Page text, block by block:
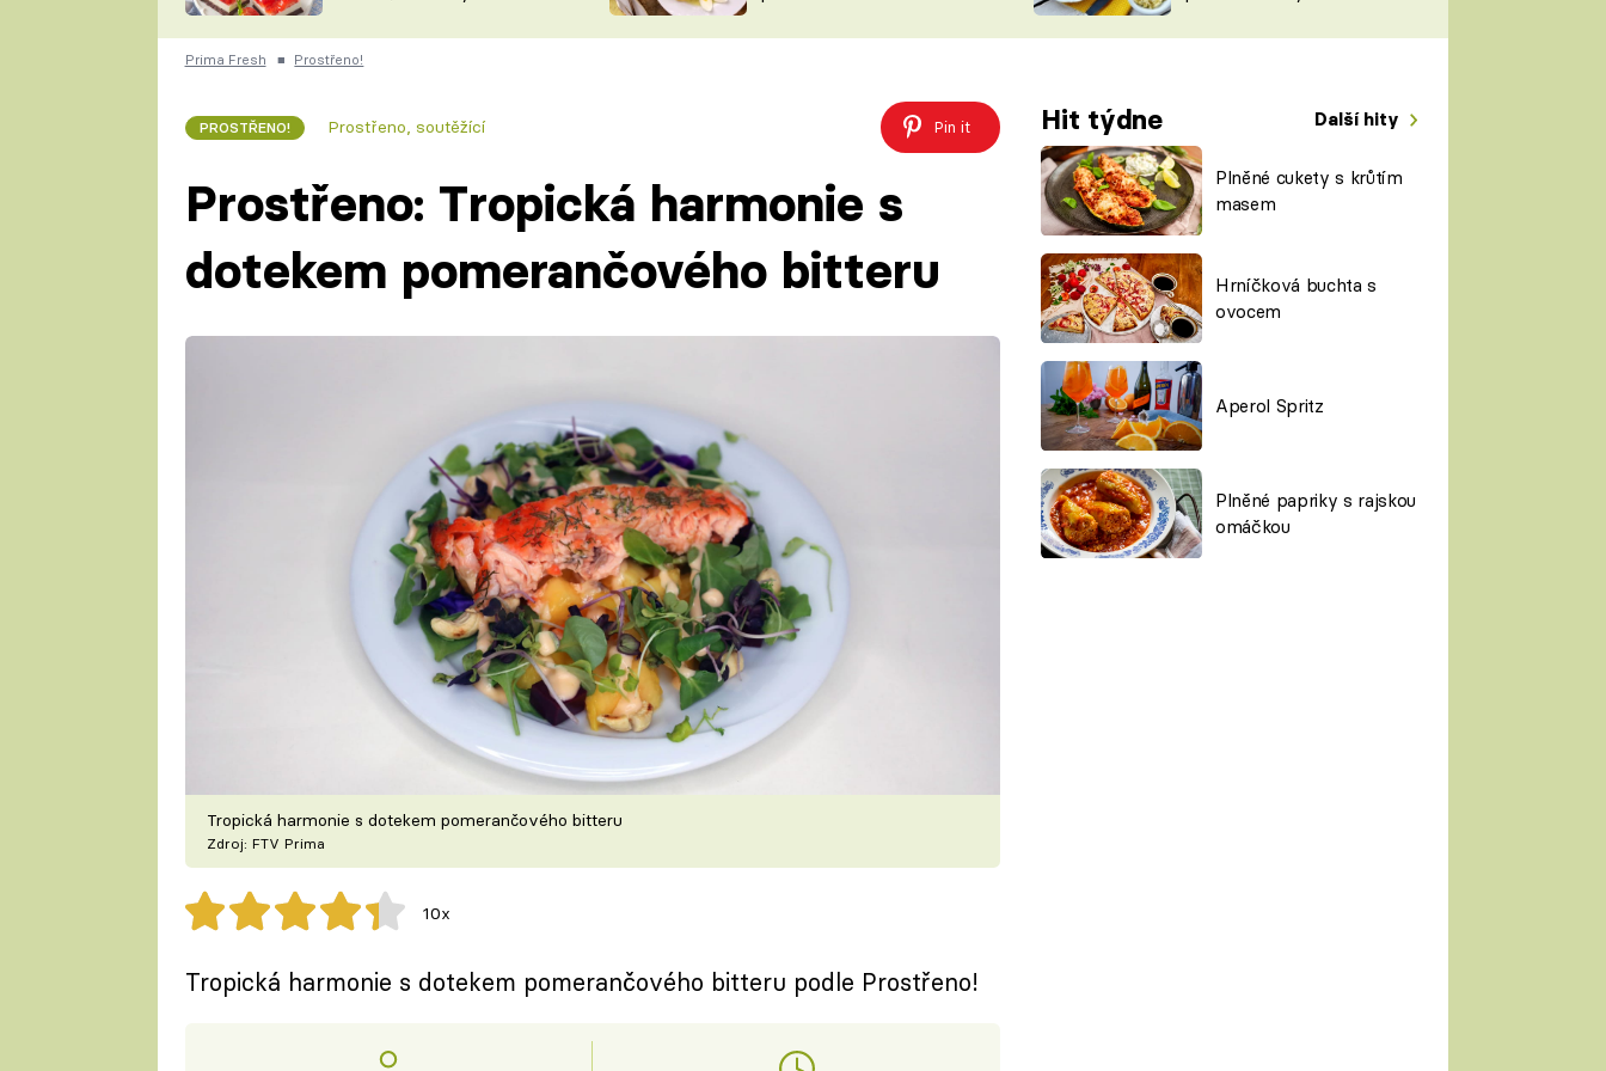
ČESKO NA TALÍŘI
KUCHAŘKA
VYCHYTÁVKY
ŠÉFREDAKTORKY
ČASOPIS
Prima Fresh ■ Prostřeno!
PROSTŘENO! Prostřeno, soutěžící Pin it Hit týdne Další hity
Plněné cukety s krůtím
masem
Hrníčková buchta s
ovocem
Aperol Spritz
Plněné papriky s rajskou
omáčkou
Prostřeno: Tropická harmonie s
dotekem pomerančového bitteru
Tropická harmonie s dotekem pomerančového bitteru
Zdroj: FTV Prima
10x
Tropická harmonie s dotekem pomerančového bitteru podle Prostřeno!